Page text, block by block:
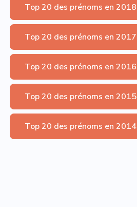
Top 20 des prénoms en 2018
Top 20 des prénoms en 2017
Top 20 des prénoms en 2016
Top 20 des prénoms en 2015
Top 20 des prénoms en 2014